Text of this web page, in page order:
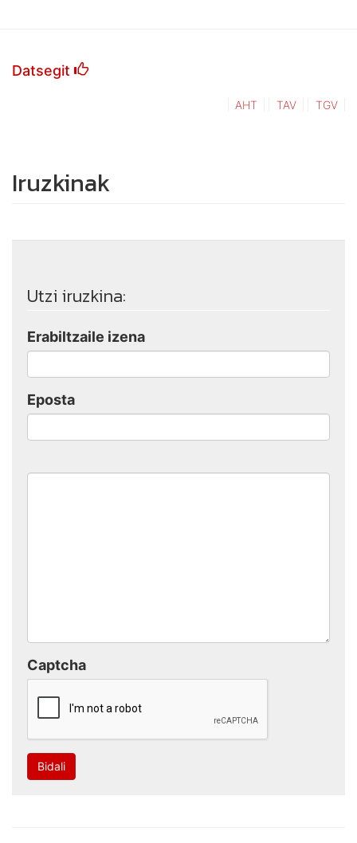
Datsegit
AHT TAV TGV
Iruzkinak
Utzi iruzkina:
Erabiltzaile izena
Eposta
Captcha
Bidali